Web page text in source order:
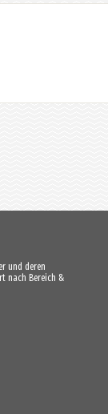
und deren
nach Bereich &